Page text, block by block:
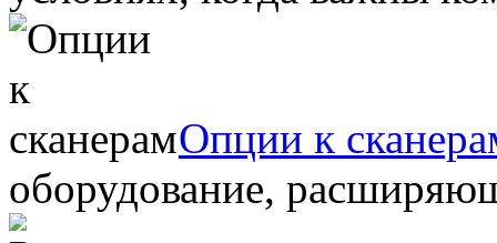
Опции к
оборудование,